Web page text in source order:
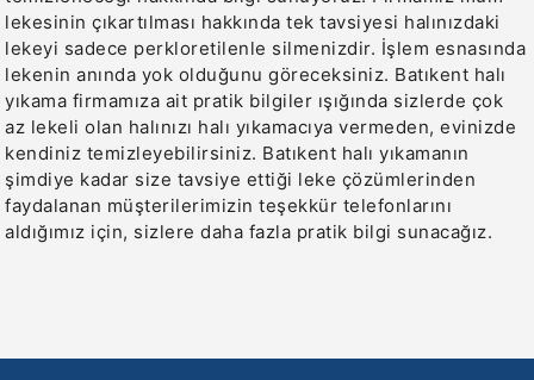
lekesinin çıkartılması hakkında tek tavsiyesi halınızdaki
lekeyi sadece perkloretilenle silmenizdir. İşlem esnasında
lekenin anında yok olduğunu göreceksiniz. Batıkent halı
yıkama firmamıza ait pratik bilgiler ışığında sizlerde çok
az lekeli olan halınızı halı yıkamacıya vermeden, evinizde
kendiniz temizleyebilirsiniz. Batıkent halı yıkamanın
şimdiye kadar size tavsiye ettiği leke çözümlerinden
faydalanan müşterilerimizin teşekkür telefonlarını
aldığımız için, sizlere daha fazla pratik bilgi sunacağız.